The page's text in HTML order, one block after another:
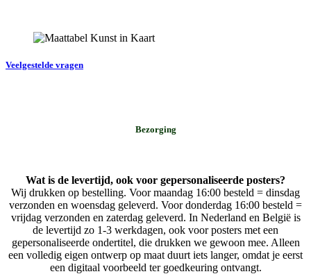
Veelgestelde vragen
Bezorging
Wat is de levertijd, ook voor gepersonaliseerde posters?
Wij drukken op bestelling. Voor maandag 16:00 besteld = dinsdag
verzonden en woensdag geleverd. Voor donderdag 16:00 besteld =
vrijdag verzonden en zaterdag geleverd. In Nederland en België is
de levertijd zo 1-3 werkdagen, ook voor posters met een
gepersonaliseerde ondertitel, die drukken we gewoon mee. Alleen
een volledig eigen ontwerp op maat duurt iets langer, omdat je eerst
een digitaal voorbeeld ter goedkeuring ontvangt.